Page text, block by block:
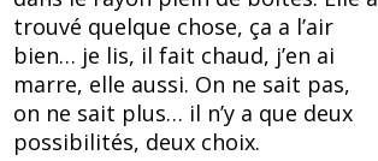
trouvé quelque chose, ça a l’air
bien… je lis, il fait chaud, j’en ai
marre, elle aussi. On ne sait pas,
on ne sait plus… il n’y a que deux
possibilités, deux choix.